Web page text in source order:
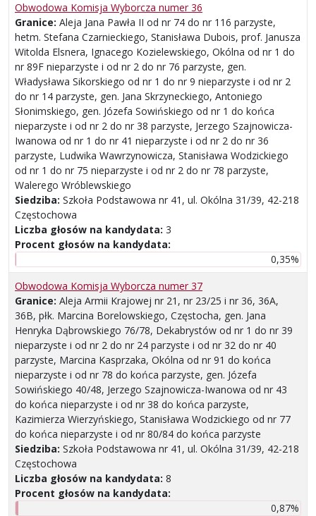
Obwodowa Komisja Wyborcza numer 36
Granice: Aleja Jana Pawła II od nr 74 do nr 116 parzyste,
hetm. Stefana Czarnieckiego, Stanisława Dubois, prof. Janusza
Witolda Elsnera, Ignacego Kozielewskiego, Okólna od nr 1 do
nr 89F nieparzyste i od nr 2 do nr 76 parzyste, gen.
Władysława Sikorskiego od nr 1 do nr 9 nieparzyste i od nr 2
do nr 14 parzyste, gen. Jana Skrzyneckiego, Antoniego
Słonimskiego, gen. Józefa Sowińskiego od nr 1 do końca
nieparzyste i od nr 2 do nr 38 parzyste, Jerzego Szajnowicza-
Iwanowa od nr 1 do nr 41 nieparzyste i od nr 2 do nr 36
parzyste, Ludwika Wawrzynowicza, Stanisława Wodzickiego
od nr 1 do nr 75 nieparzyste i od nr 2 do nr 78 parzyste,
Walerego Wróblewskiego
Siedziba: Szkoła Podstawowa nr 41, ul. Okólna 31/39, 42-218
Częstochowa
Liczba głosów na kandydata: 3
Procent głosów na kandydata:
0,35%
Obwodowa Komisja Wyborcza numer 37
Granice: Aleja Armii Krajowej nr 21, nr 23/25 i nr 36, 36A,
36B, płk. Marcina Borelowskiego, Częstocha, gen. Jana
Henryka Dąbrowskiego 76/78, Dekabrystów od nr 1 do nr 39
nieparzyste i od nr 2 do nr 24 parzyste i od nr 32 do nr 40
parzyste, Marcina Kasprzaka, Okólna od nr 91 do końca
nieparzyste i od nr 78 do końca parzyste, gen. Józefa
Sowińskiego 40/48, Jerzego Szajnowicza-Iwanowa od nr 43
do końca nieparzyste i od nr 38 do końca parzyste,
Kazimierza Wierzyńskiego, Stanisława Wodzickiego od nr 77
do końca nieparzyste i od nr 80/84 do końca parzyste
Siedziba: Szkoła Podstawowa nr 41, ul. Okólna 31/39, 42-218
Częstochowa
Liczba głosów na kandydata: 8
Procent głosów na kandydata:
0,87%